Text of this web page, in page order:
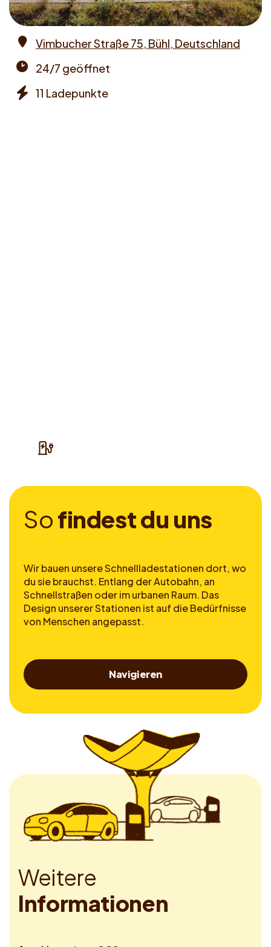
Vimbucher Straße 75, Bühl, Deutschland
times
24/7 geöffnet
11 Ladepunkte
Sofindestdu uns
Wir bauen unsere Schnellladestationen dort, wo
du sie brauchst. Entlang der Autobahn, an
Schnellstraßen oder im urbanen Raum. Das
Design unserer Stationen ist auf die Bedürfnisse
von Menschen angepasst.
Navigieren
Weitere
Informationen